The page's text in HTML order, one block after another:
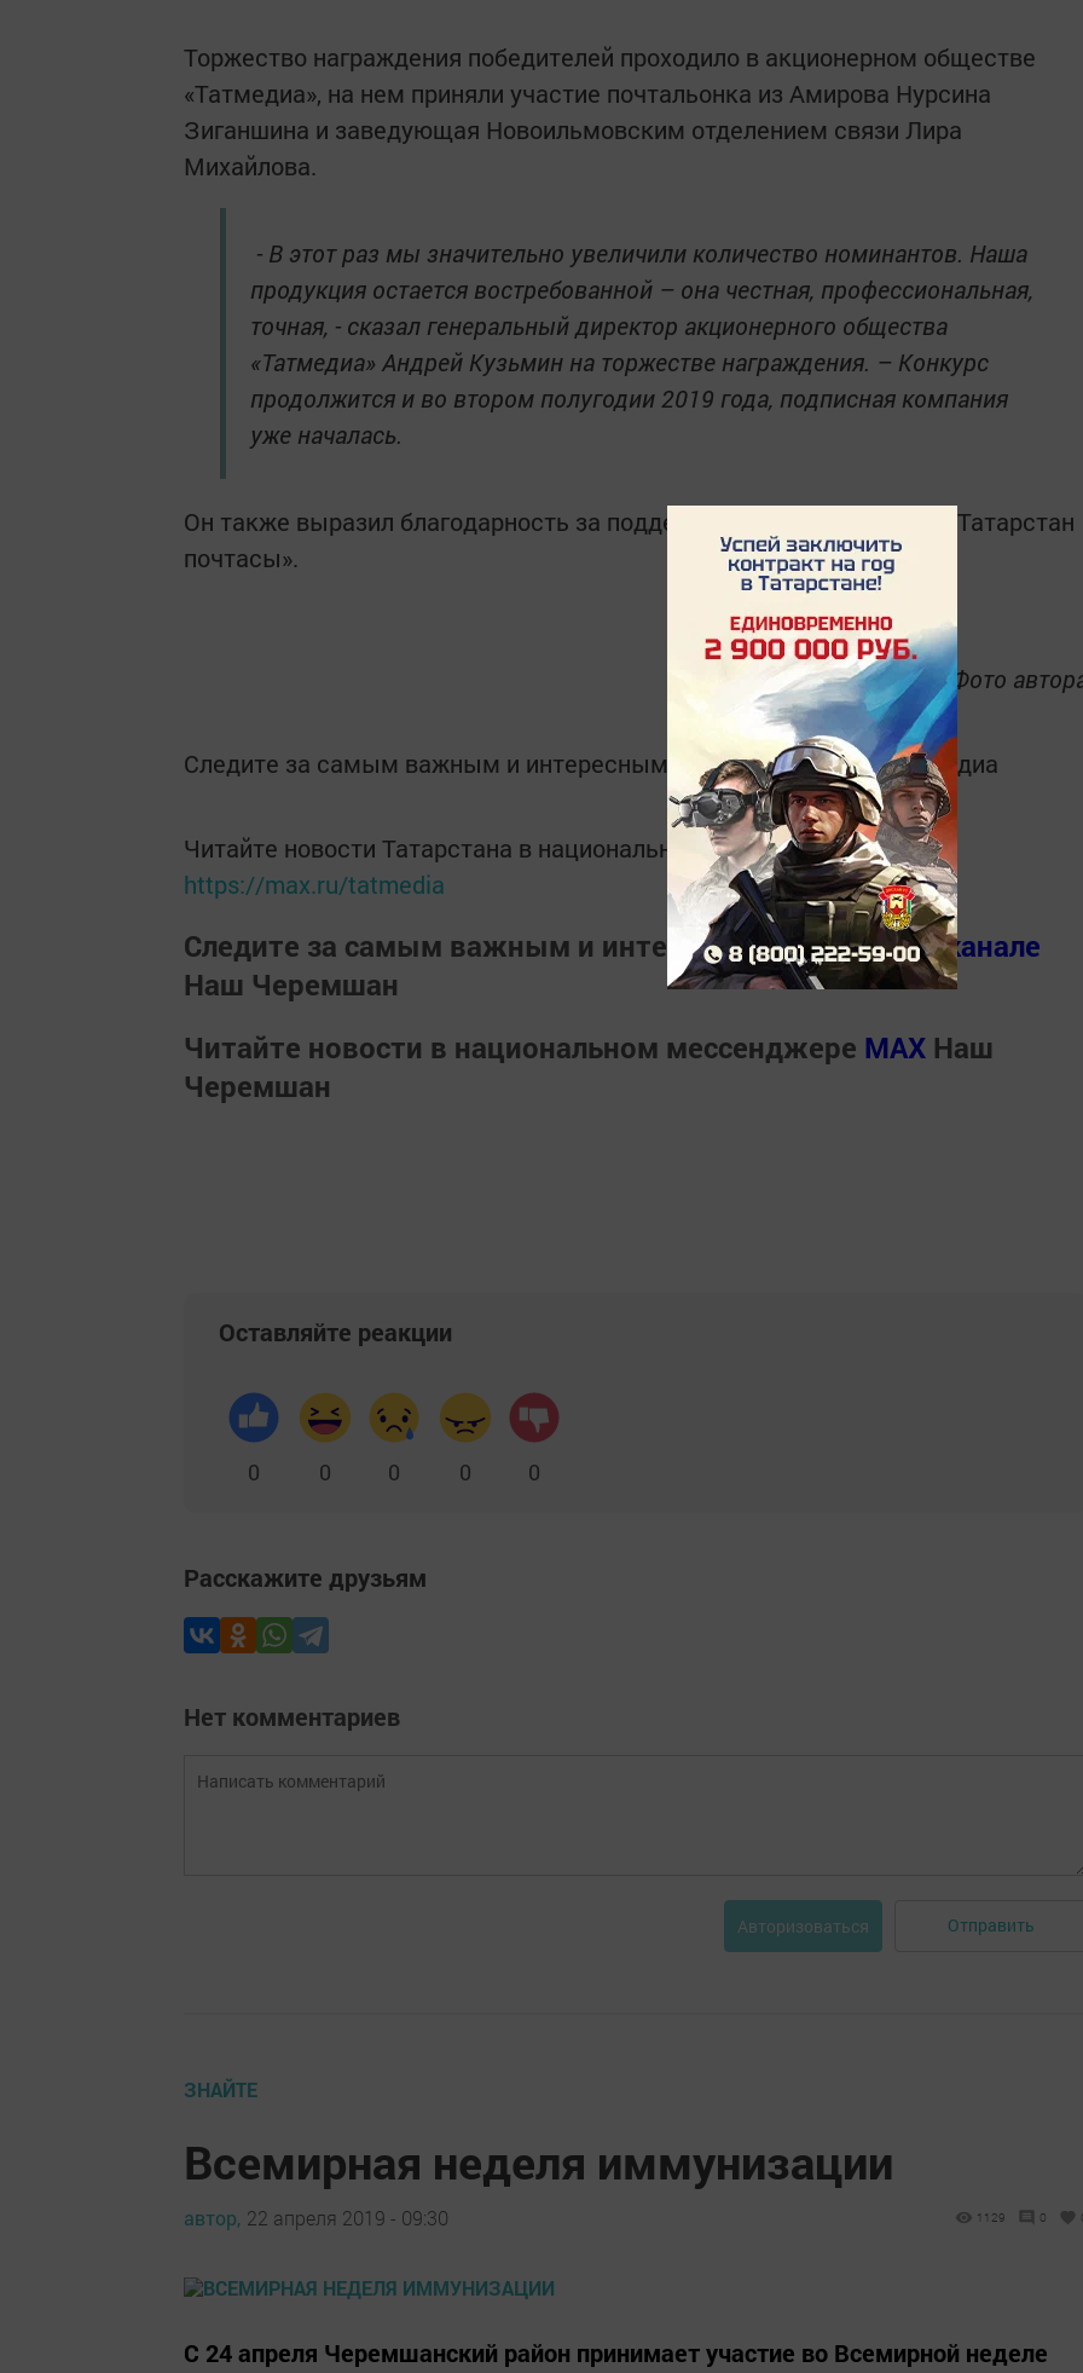
Торжество награждения победителей проходило в акционерном обществе
«Татмедиа», на нем приняли участие почтальонка из Амирова Нурсина
Зиганшина и заведующая Новоильмовским отделением связи Лира
Михайлова.
- В этот раз мы значительно увеличили количество номинантов. Наша
продукция остается востребованной – она честная, профессиональная,
точная, - сказал генеральный директор акционерного общества
«Татмедиа» Андрей Кузьмин на торжестве награждения. – Конкурс
продолжится и во втором полугодии 2019 года, подписная компания
уже началась.
Он также выразил благодарность за поддержку и сотрудничество «Татарстан
почтасы».
Фото
Следите за самым важным и интересным в Telegram-каналеТатмедиа
Читайте новости Татарстана в национальном мессенджере MАХ:
https://max.ru/tatmedia
Следите за самым важным и интересным вТелеграм канале
Наш Черемшан
Читайте новости в национальном мессенджере MАХ Наш
Черемшан
Оставляйте реакции
0 0 0 0 0
Расскажите друзьям
Нет комментариев
Авторизоваться Отправить
ЗНАЙТЕ
Всемирная неделя иммунизации
автор, 22 апреля 2019 - 09:30 1129 0
С 24 апреля Черемшанский район принимает участие во Всемирной неделе